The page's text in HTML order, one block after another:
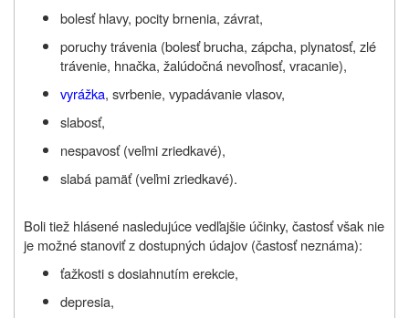
bolesť hlavy, pocity brnenia, závrat,
poruchy trávenia (bolesť brucha, zápcha, plynatosť, zlé
trávenie, hnačka, žalúdočná nevoľnosť, vracanie),
vyrážka, svrbenie, vypadávanie vlasov,
slabosť,
nespavosť (veľmi zriedkavé),
slabá pamäť (veľmi zriedkavé).
Boli tiež hlásené nasledujúce vedľajšie účinky, častosť však nie
je možné stanoviť z dostupných údajov (častosť neznáma):
ťažkosti s dosiahnutím erekcie,
depresia,